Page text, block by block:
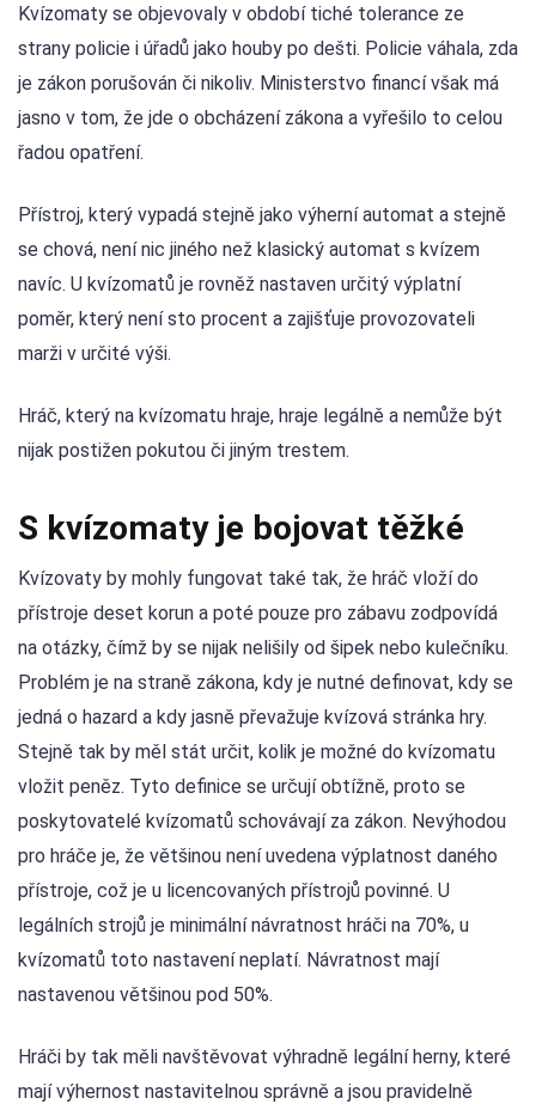
Kvízomaty se objevovaly v období tiché tolerance ze
strany policie i úřadů jako houby po dešti. Policie váhala, zda
je zákon porušován či nikoliv. Ministerstvo financí však má
jasno v tom, že jde o obcházení zákona a vyřešilo to celou
řadou opatření.
Přístroj, který vypadá stejně jako výherní automat a stejně
se chová, není nic jiného než klasický automat s kvízem
navíc. U kvízomatů je rovněž nastaven určitý výplatní
poměr, který není sto procent a zajišťuje provozovateli
marži v určité výši.
Hráč, který na kvízomatu hraje, hraje legálně a nemůže být
nijak postižen pokutou či jiným trestem.
S kvízomaty je bojovat těžké
Kvízovaty by mohly fungovat také tak, že hráč vloží do
přístroje deset korun a poté pouze pro zábavu zodpovídá
na otázky, čímž by se nijak nelišily od šipek nebo kulečníku.
Problém je na straně zákona, kdy je nutné definovat, kdy se
jedná o hazard a kdy jasně převažuje kvízová stránka hry.
Stejně tak by měl stát určit, kolik je možné do kvízomatu
vložit peněz. Tyto definice se určují obtížně, proto se
poskytovatelé kvízomatů schovávají za zákon. Nevýhodou
pro hráče je, že většinou není uvedena výplatnost daného
přístroje, což je u licencovaných přístrojů povinné. U
legálních strojů je minimální návratnost hráči na 70%, u
kvízomatů toto nastavení neplatí. Návratnost mají
nastavenou většinou pod 50%.
Hráči by tak měli navštěvovat výhradně legální herny, které
mají výhernost nastavitelnou správně a jsou pravidelně